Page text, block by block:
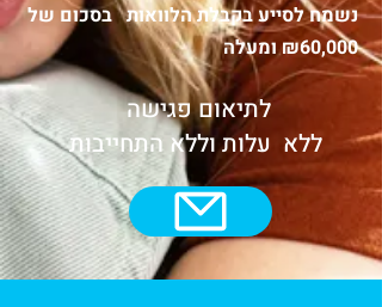
נשמח לסייע בקבלת הלוואות בסכום של
₪60,000 ומעלה
לתיאום פגישה
ללא עלות וללא התחייבות